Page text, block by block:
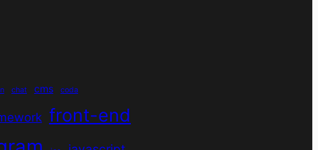
chat cms coda
front-end